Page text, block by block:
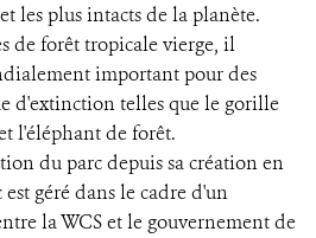
les plus intacts de la planète.
de forêt tropicale vierge, il
important pour des
d'extinction telles que le gorille
l'éléphant de forêt.
du parc depuis sa création en
géré dans le cadre d'un
la WCS et le gouvernement de